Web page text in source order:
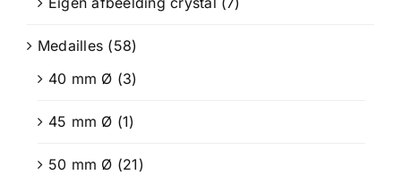
Medailles (58)
40 mm Ø (3)
45 mm Ø (1)
50 mm Ø (21)